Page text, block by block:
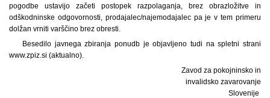
pogodbe ustavijo začeti postopek razpolaganja, brez obrazložitve in
odškodninske odgovornosti, prodajalec/najemodajalec pa je v tem primeru
dolžan vrniti varščino brez obresti.
Besedilo javnega zbiranja ponudb je objavljeno tudi na spletni strani
www.zpiz.si (aktualno).
Zavod za pokojninsko in
invalidsko zavarovanje
Slovenije